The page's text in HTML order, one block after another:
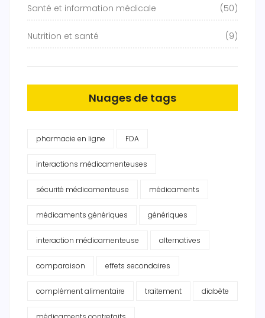
Santé et information médicale (50)
Nutrition et santé (9)
Nuages de tags
pharmacie en ligne FDA
interactions médicamenteuses
sécurité médicamenteuse médicaments
médicaments génériques génériques
interaction médicamenteuse alternatives
comparaison effets secondaires
complément alimentaire traitement diabète